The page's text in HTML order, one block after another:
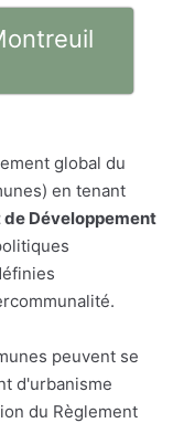
global du
en tenant
Développement
peuvent se
d'urbanisme
du Règlement